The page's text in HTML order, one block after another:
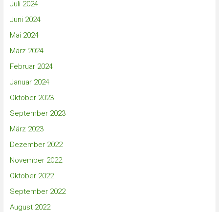
Juli 2024
Juni 2024
Mai 2024
März 2024
Februar 2024
Januar 2024
Oktober 2023
September 2023
März 2023
Dezember 2022
November 2022
Oktober 2022
September 2022
August 2022